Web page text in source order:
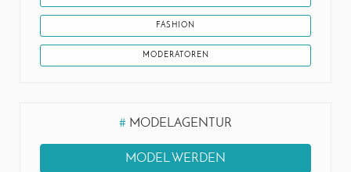
FASHION
MODERATOREN
# MODELAGENTUR
MODEL WERDEN